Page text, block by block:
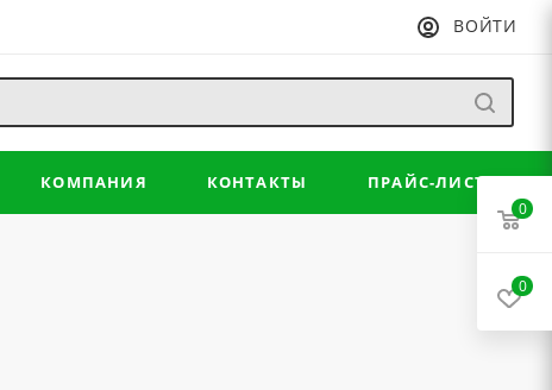
ВОЙТИ
КОМПАНИЯ КОНТАКТЫ ПРАЙС-ЛИСТ
0
0